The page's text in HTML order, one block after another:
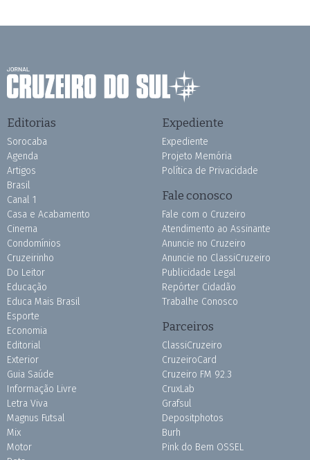
Editorias
Sorocaba
Agenda
Artigos
Brasil
Canal 1
Casa e Acabamento
Cinema
Condomínios
Cruzeirinho
Do Leitor
Educação
Educa Mais Brasil
Esporte
Economia
Editorial
Exterior
Guia Saúde
Informação Livre
Letra Viva
Magnus Futsal
Mix
Motor
Expediente
Expediente
Projeto Memória
Política de Privacidade
Fale conosco
Fale com o Cruzeiro
Atendimento ao Assinante
Anuncie no Cruzeiro
Anuncie no ClassiCruzeiro
Publicidade Legal
Repórter Cidadão
Trabalhe Conosco
Parceiros
ClassiCruzeiro
CruzeiroCard
Cruzeiro FM 92.3
CruxLab
Grafsul
Depositphotos
Burh
Pink do Bem OSSEL